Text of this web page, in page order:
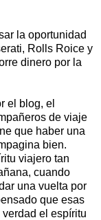
la oportunidad
Rolls Roice y
dinero por la
blog, el
de viaje
que haber una
bien.
viajero tan
cuando
una vuelta por
que esas
el espíritu